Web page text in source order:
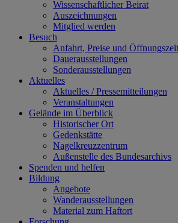
Wissenschaftlicher Beirat
Auszeichnungen
Mitglied werden
Besuch
Anfahrt, Preise und
Dauerausstellungen
Sonderausstellungen
Aktuelles
Aktuelles / Pressemitteilungen
Veranstaltungen
Gelände im Überblick
Historischer Ort
Gedenkstätte
Nagelkreuzzentrum
Außenstelle des Bundesarchivs
Spenden und helfen
Bildung
Angebote
Wanderausstellungen
Material zum Haftort